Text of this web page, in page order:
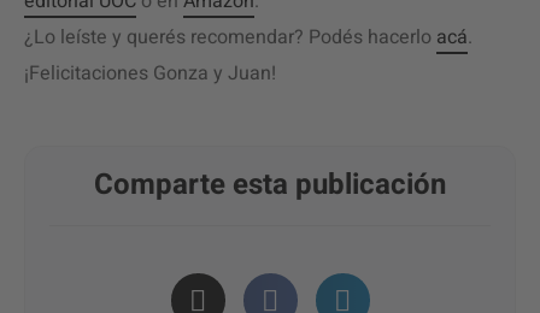
¿Lo leíste y querés recomendar? Podés hacerlo acá.
¡Felicitaciones Gonza y Juan!
Comparte esta publicación